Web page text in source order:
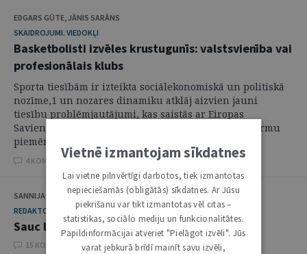
EDGARS GŪTE, JĀNIS SARĀNS
SKAIDROJUMI. VIEDOKĻI
Basketbolisti izvēles krustugunīs: valstsvienība vai
profesionālais klubs
Sporta tiesībām ir izteikta sociālekonomiskā un politiskā
nozīme,1 un nozares dinamiku atklāj aizvien jauni
tiesību problēmjautājumi, kas saistās ar Eiropas
Savienības (turpmāk – ES) fundamentālo tiesību normu
piemērošanu. Viens no sporta tiesību ...
4 KOMENTĀRI
SANNIJA MATULE
REDAKTORA SLEJA
Sauc lietas īstajos vārdos
15 KOMENTĀRI
Vietnē izmantojam sīkdatnes
Lai vietne pilnvērtīgi darbotos, tiek izmantotas
nepieciešamās (obligātās) sīkdatnes. Ar Jūsu
piekrišanu var tikt izmantotas vēl citas –
statistikas, sociālo mediju un funkcionalitātes.
Papildinformācijai atveriet "Pielāgot izvēli". Jūs
varat jebkurā brīdī mainīt savu izvēli,